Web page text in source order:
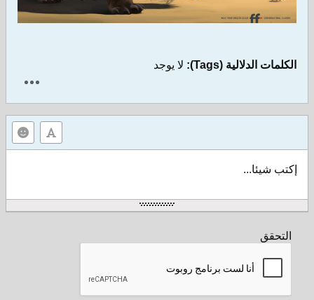
الكلمات الدلالية (Tags): لا يوجد
إكتب شيئا...
التحقق